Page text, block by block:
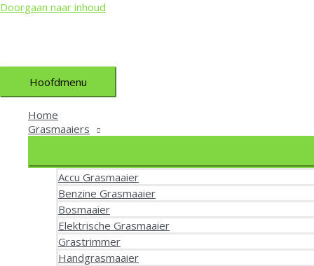
Doorgaan naar inhoud
Hoofdmenu
Home
Grasmaaiers
Accu Grasmaaier
Benzine Grasmaaier
Bosmaaier
Elektrische Grasmaaier
Grastrimmer
Handgrasmaaier